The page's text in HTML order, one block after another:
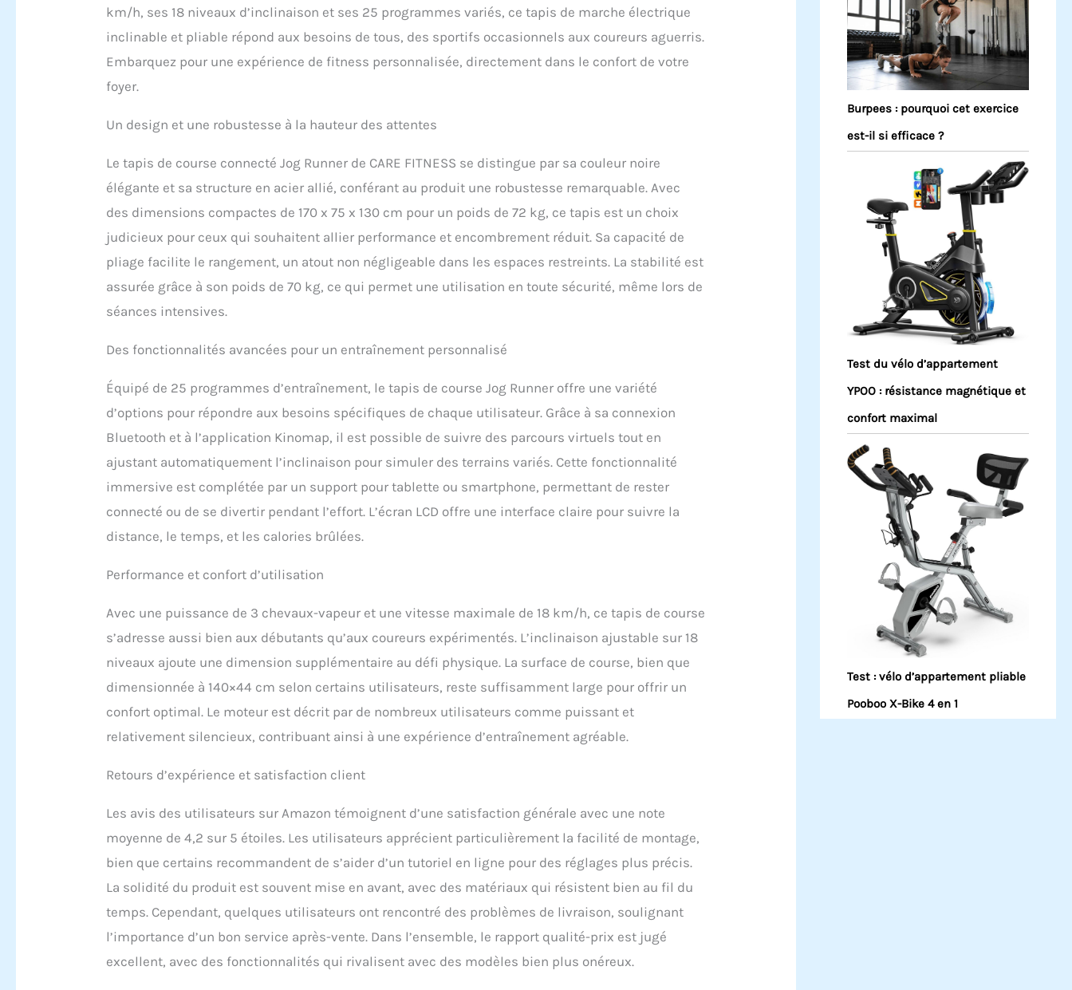
km/h, ses 18 niveaux d’inclinaison et ses 25 programmes variés, ce tapis de marche électrique
inclinable et pliable répond aux besoins de tous, des sportifs occasionnels aux coureurs aguerris.
Embarquez pour une expérience de fitness personnalisée, directement dans le confort de votre
foyer.
Un design et une robustesse à la hauteur des attentes
Le tapis de course connecté Jog Runner de CARE FITNESS se distingue par sa couleur noire
élégante et sa structure en acier allié, conférant au produit une robustesse remarquable. Avec
des dimensions compactes de 170 x 75 x 130 cm pour un poids de 72 kg, ce tapis est un choix
judicieux pour ceux qui souhaitent allier performance et encombrement réduit. Sa capacité de
pliage facilite le rangement, un atout non négligeable dans les espaces restreints. La stabilité est
assurée grâce à son poids de 70 kg, ce qui permet une utilisation en toute sécurité, même lors de
séances intensives.
Des fonctionnalités avancées pour un entraînement personnalisé
Équipé de 25 programmes d’entraînement, le tapis de course Jog Runner offre une variété
d’options pour répondre aux besoins spécifiques de chaque utilisateur. Grâce à sa connexion
Bluetooth et à l’application Kinomap, il est possible de suivre des parcours virtuels tout en
ajustant automatiquement l’inclinaison pour simuler des terrains variés. Cette fonctionnalité
immersive est complétée par un support pour tablette ou smartphone, permettant de rester
connecté ou de se divertir pendant l’effort. L’écran LCD offre une interface claire pour suivre la
distance, le temps, et les calories brûlées.
Performance et confort d’utilisation
Avec une puissance de 3 chevaux-vapeur et une vitesse maximale de 18 km/h, ce tapis de course
s’adresse aussi bien aux débutants qu’aux coureurs expérimentés. L’inclinaison ajustable sur 18
niveaux ajoute une dimension supplémentaire au défi physique. La surface de course, bien que
dimensionnée à 140×44 cm selon certains utilisateurs, reste suffisamment large pour offrir un
confort optimal. Le moteur est décrit par de nombreux utilisateurs comme puissant et
relativement silencieux, contribuant ainsi à une expérience d’entraînement agréable.
Retours d’expérience et satisfaction client
Les avis des utilisateurs sur Amazon témoignent d’une satisfaction générale avec une note
moyenne de 4,2 sur 5 étoiles. Les utilisateurs apprécient particulièrement la facilité de montage,
bien que certains recommandent de s’aider d’un tutoriel en ligne pour des réglages plus précis.
La solidité du produit est souvent mise en avant, avec des matériaux qui résistent bien au fil du
temps. Cependant, quelques utilisateurs ont rencontré des problèmes de livraison, soulignant
l’importance d’un bon service après-vente. Dans l’ensemble, le rapport qualité-prix est jugé
excellent, avec des fonctionnalités qui rivalisent avec des modèles bien plus onéreux.
Burpees : pourquoi cet exercice
est-il si efficace ?
Test du vélo d’appartement
YPOO : résistance magnétique et
confort maximal
Test : vélo d’appartement pliable
Pooboo X-Bike 4 en 1